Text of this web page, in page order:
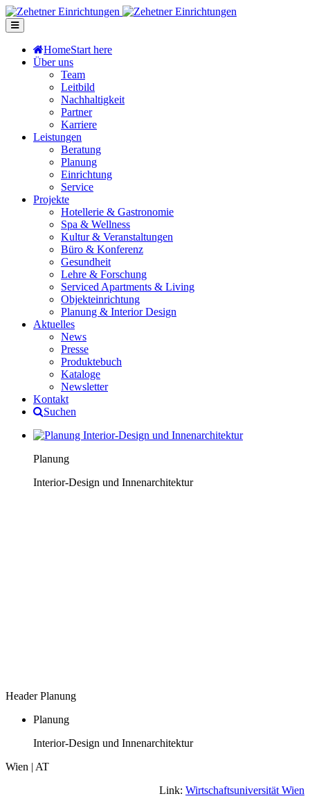
HomeStart here
Über uns
Team
Leitbild
Nachhaltigkeit
Partner
Karriere
Leistungen
Beratung
Planung
Einrichtung
Service
Projekte
Hotellerie & Gastronomie
Spa & Wellness
Kultur & Veranstaltungen
Büro & Konferenz
Gesundheit
Lehre & Forschung
Serviced Apartments & Living
Objekteinrichtung
Planung & Interior Design
Aktuelles
News
Presse
Produktebuch
Kataloge
Newsletter
Kontakt
Suchen
Planung
Interior-Design und Innenarchitektur
Header Planung
Planung
Interior-Design und Innenarchitektur
Wien | AT
Link: Wirtschaftsuniversität Wien